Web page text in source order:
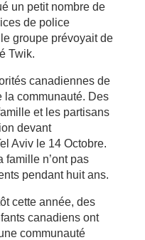
un petit nombre de
de police
groupe prévoyait de
Twik.
canadiennes de
la communauté. Des
et les partisans
devant
Aviv le 14 Octobre.
famille n’ont pas
pendant huit ans.
cette année, des
canadiens ont
communauté